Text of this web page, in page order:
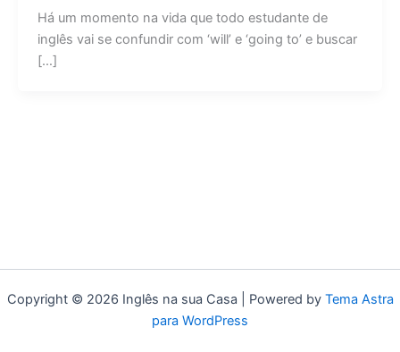
Há um momento na vida que todo estudante de
inglês vai se confundir com ‘will’ e ‘going to’ e buscar
[…]
Copyright © 2026 Inglês na sua Casa | Powered by Tema Astra
para WordPress